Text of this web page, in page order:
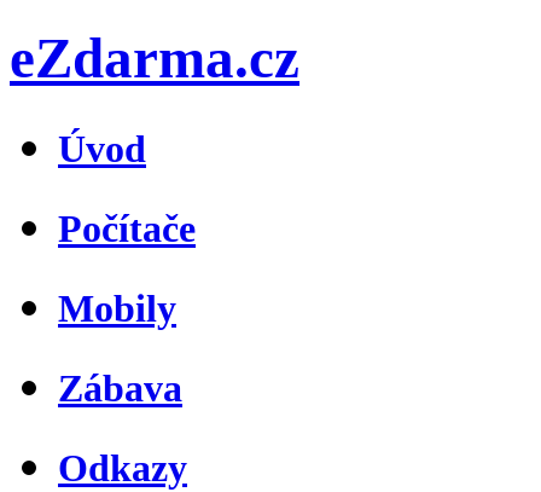
eZdarma.cz
Úvod
Počítače
Mobily
Zábava
Odkazy